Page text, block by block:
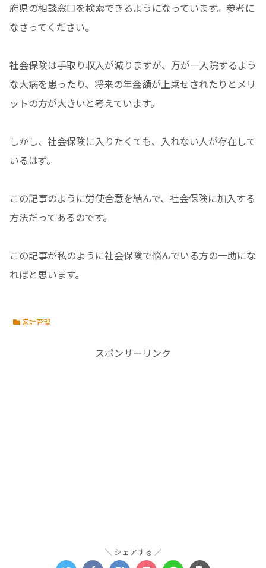
府県の相談窓口を検索できるようになっています。参考に
なさってください。
社会保険は手取り収入が減りますが、万が一入院するよう
な大病を患ったり、将来の年金額が上乗せされたりとメリ
ットの方が大きいと考えています。
しかし、社会保険に入りたくても、入れない人が存在して
いるはず。
この記事のように労使合意を結んで、社会保険に加入する
方法だってあるのです。
この記事が私のように社会保険で悩んでいる方の一助にな
ればと思います。
家計管理
スポンサーリンク
シェアする